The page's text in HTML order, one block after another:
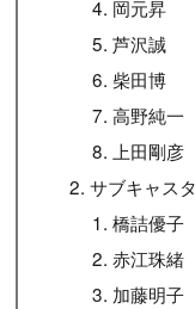
岡元昇
芦沢誠
柴田博
高野純一
上田剛彦
サブキャス
橋詰優子
赤江珠緒
加藤明子